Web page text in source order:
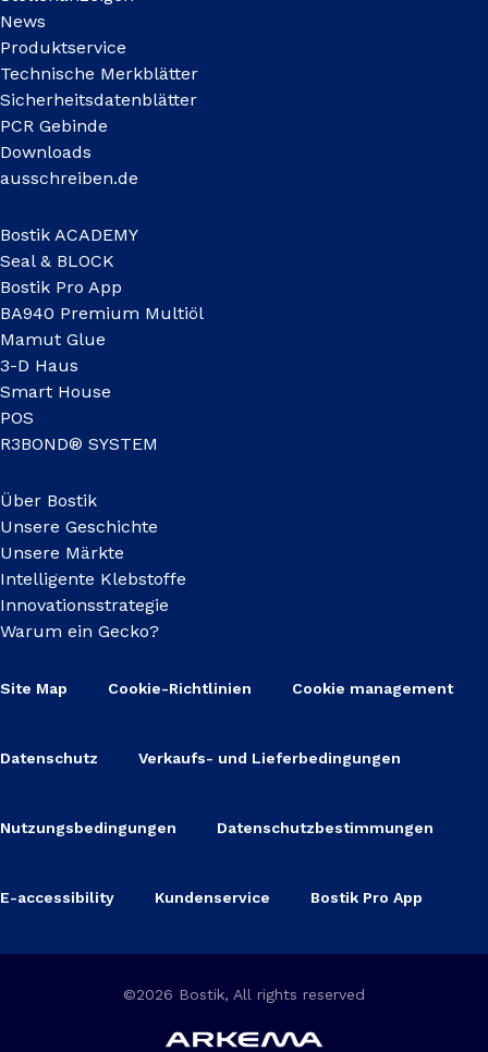
News
Produktservice
Technische Merkblätter
Sicherheitsdatenblätter
PCR Gebinde
Downloads
ausschreiben.de
Bostik ACADEMY
Seal & BLOCK
Bostik Pro App
BA940 Premium Multiöl
Mamut Glue
3-D Haus
Smart House
POS
R3BOND® SYSTEM
Über Bostik
Unsere Geschichte
Unsere Märkte
Intelligente Klebstoffe
Innovationsstrategie
Warum ein Gecko?
Site Map Cookie-Richtlinien Cookie management
Datenschutz Verkaufs- und Lieferbedingungen
Nutzungsbedingungen Datenschutzbestimmungen
E-accessibility Kundenservice Bostik Pro App
©2026 Bostik, All rights reserved